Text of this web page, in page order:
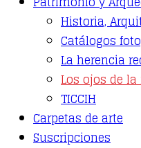
Historia,
Catálogos
La herencia
Los ojos de
TICCIH
Carpetas de arte
Suscripciones